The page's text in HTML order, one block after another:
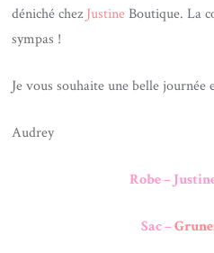
déniché chezJustineBoutique. La
sympas !
Je vous souhaite une belle journée
Audrey
Robe –
Sac –